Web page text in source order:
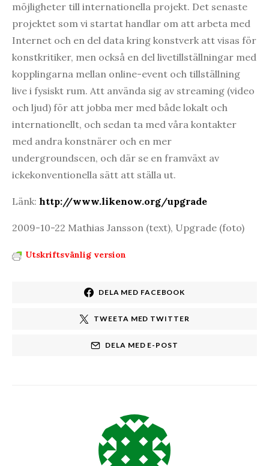
möjligheter till internationella projekt. Det senaste
projektet som vi startat handlar om att arbeta med
Internet och en del data kring konstverk att visas för
konstkritiker, men också en del livetillställningar med
kopplingarna mellan online-event och tillställning
live i fysiskt rum. Att använda sig av streaming (video
och ljud) för att jobba mer med både lokalt och
internationellt, och sedan ta med våra kontakter
med andra konstnärer och en mer
undergroundscen, och där se en framväxt av
ickekonventionella sätt att ställa ut.
Länk: http://www.likenow.org/upgrade
2009-10-22 Mathias Jansson (text), Upgrade (foto)
Utskriftsvänlig version
DELA MED FACEBOOK
TWEETA MED TWITTER
DELA MED E-POST